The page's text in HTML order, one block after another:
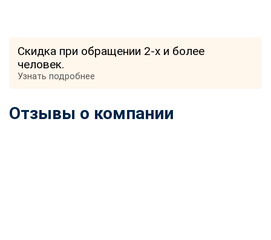
Скидка при обращении 2-х и более
человек.
Узнать подробнее
Отзывы о компании